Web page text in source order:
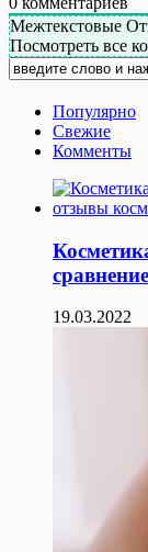
Межтекстовые
Посмотреть все
Популярно
Свежие
Комменты
19.03.2022